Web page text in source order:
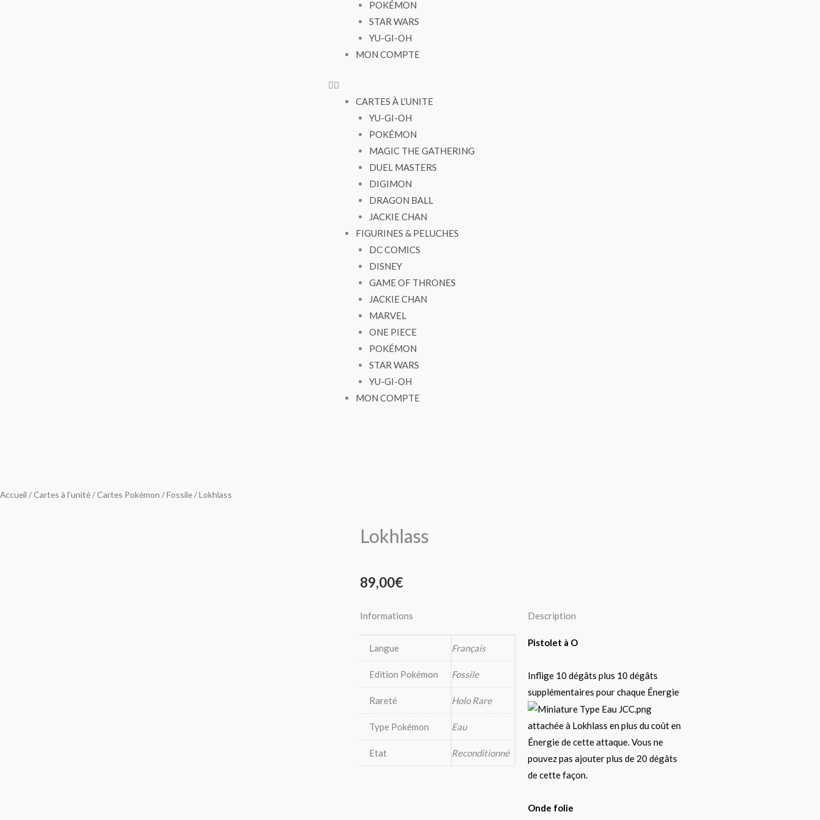
POKÉMON
STAR WARS
YU-GI-OH
MON COMPTE
CARTES À L’UNITE
YU-GI-OH
POKÉMON
MAGIC THE GATHERING
DUEL MASTERS
DIGIMON
DRAGON BALL
JACKIE CHAN
FIGURINES & PELUCHES
DC COMICS
DISNEY
GAME OF THRONES
JACKIE CHAN
MARVEL
ONE PIECE
POKÉMON
STAR WARS
YU-GI-OH
MON COMPTE
Accueil /Cartes à l'unité/Cartes Pokémon /Fossile/ Lokhlass
Lokhlass
89,00€
Informations
Langue Français
Edition Pokémon Fossile
Rareté Holo Rare
Type Pokémon Eau
Etat Reconditionné
Description
Pistolet à O
Inflige 10 dégâts plus 10 dégâts
supplémentaires pour chaque Énergie
attachée à Lokhlass en plus du coût en
Énergie de cette attaque. Vous ne
pouvez pas ajouter plus de 20 dégâts
de cette façon.
Onde folie